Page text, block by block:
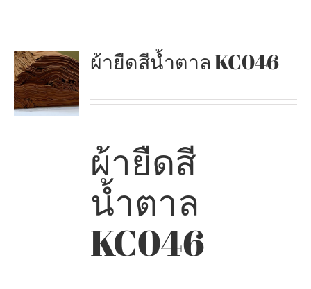
ผ้ายืดสีน้ำตาล KC046
ผ้ายืดสี
น้ำตาล
KC046